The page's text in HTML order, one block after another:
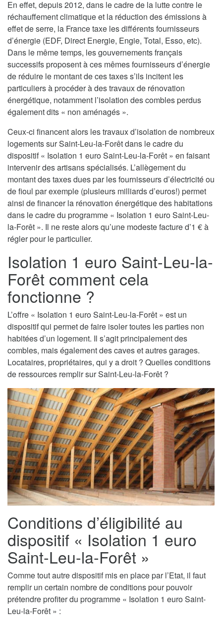
En effet, depuis 2012, dans le cadre de la lutte contre le
réchauffement climatique et la réduction des émissions à
effet de serre, la France taxe les différents fournisseurs
d’énergie (EDF, Direct Energie, Engie, Total, Esso, etc).
Dans le même temps, les gouvernements français
successifs proposent à ces mêmes fournisseurs d’énergie
de réduire le montant de ces taxes s’ils incitent les
particuliers à procéder à des travaux de rénovation
énergétique, notamment l’isolation des combles perdus
également dits « non aménagés ».
Ceux-ci financent alors les travaux d’isolation de nombreux
logements sur Saint-Leu-la-Forêt dans le cadre du
dispositif « Isolation 1 euro Saint-Leu-la-Forêt » en faisant
intervenir des artisans spécialisés. L’allègement du
montant des taxes dues par les fournisseurs d’électricité ou
de fioul par exemple (plusieurs milliards d’euros!) permet
ainsi de financer la rénovation énergétique des habitations
dans le cadre du programme « Isolation 1 euro Saint-Leu-
la-Forêt ». Il ne reste alors qu’une modeste facture d’1 € à
régler pour le particulier.
Isolation 1 euro Saint-Leu-la-
Forêt comment cela
fonctionne ?
L’offre « Isolation 1 euro Saint-Leu-la-Forêt » est un
dispositif qui permet de faire isoler toutes les parties non
habitées d’un logement. Il s’agit principalement des
combles, mais également des caves et autres garages.
Locataires, propriétaires, qui y a droit ? Quelles conditions
de ressources remplir sur Saint-Leu-la-Forêt ?
Conditions d’éligibilité au
dispositif « Isolation 1 euro
Saint-Leu-la-Forêt »
Comme tout autre dispositif mis en place par l’Etat, il faut
remplir un certain nombre de conditions pour pouvoir
prétendre profiter du programme « Isolation 1 euro Saint-
Leu-la-Forêt » :